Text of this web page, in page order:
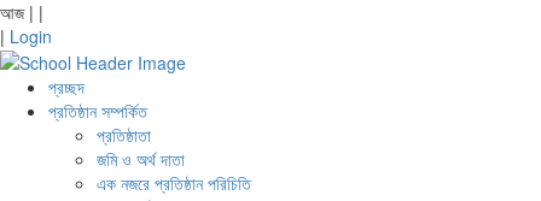
আজ | |
| Login
প্রচ্ছদ
প্রতিষ্ঠান সম্পর্কিত
প্রতিষ্ঠাতা
জমি ও অর্থ দাতা
এক নজরে প্রতিষ্ঠান পরিচিতি